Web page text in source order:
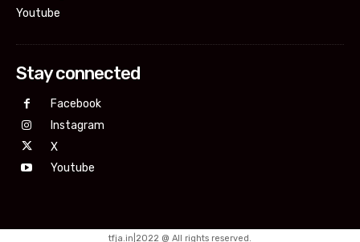
Youtube
Stay connected
Facebook
Instagram
X
Youtube
tfja.in|2022 @ All rights reserved.